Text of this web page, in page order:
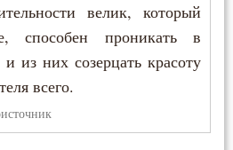
велик, который
способен проникать в
из них созерцать красоту
всего.